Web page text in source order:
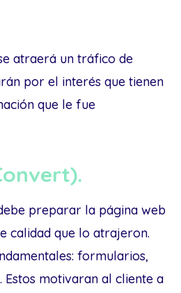
atraerá un tráfico de
por el interés que tienen
que le fue
preparar la página web
calidad que lo atrajeron.
formularios,
Estos motivaran al cliente a